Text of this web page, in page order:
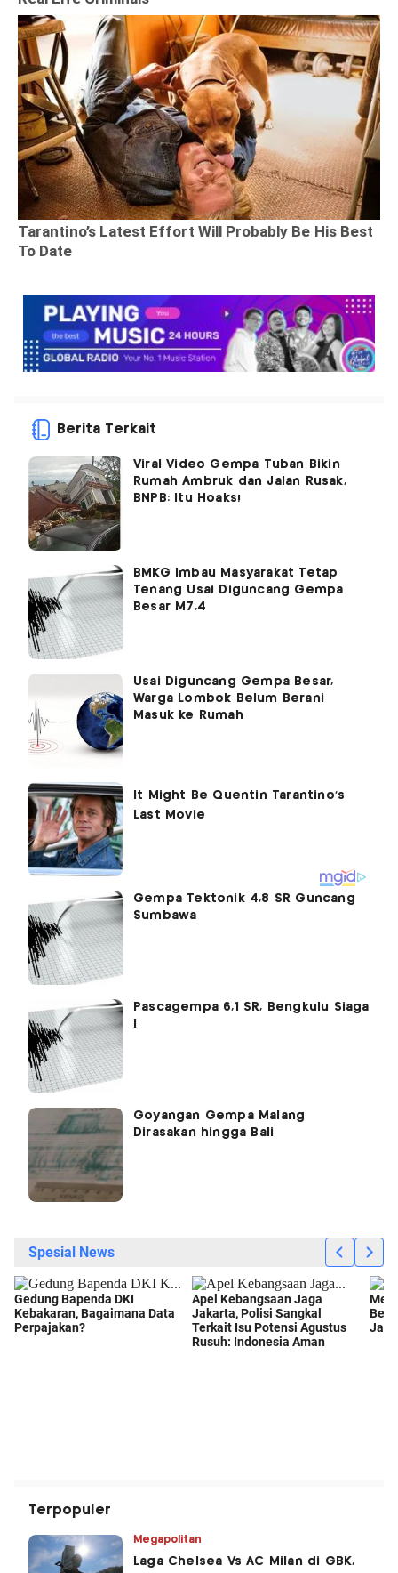
Berita Terkait
Viral Video Gempa Tuban Bikin
Rumah Ambruk dan Jalan Rusak,
BNPB: Itu Hoaks!
BMKG Imbau Masyarakat Tetap
Tenang Usai Diguncang Gempa
Besar M7,4
Usai Diguncang Gempa Besar,
Warga Lombok Belum Berani
Masuk ke Rumah
Gempa Tektonik 4,8 SR Guncang
Sumbawa
Pascagempa 6,1 SR, Bengkulu Siaga
Goyangan Gempa Malang
Dirasakan hingga Bali
Terpopuler
Megapolitan
Laga Chelsea Vs AC Milan di GBK,